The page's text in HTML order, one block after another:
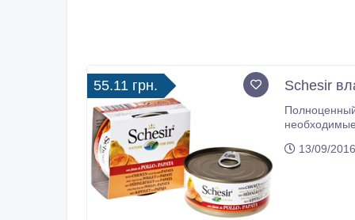
55.11 грн. Schesir
необходимые для
13/09/